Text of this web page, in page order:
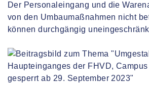
Der Personaleingang und die
von den Umbaumaßnahmen nicht
können durchgängig